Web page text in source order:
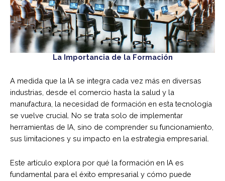
La Importancia de la Formación
A medida que la IA se integra cada vez más en diversas
industrias, desde el comercio hasta la salud y la
manufactura, la necesidad de formación en esta tecnología
se vuelve crucial. No se trata solo de implementar
herramientas de IA, sino de comprender su funcionamiento,
sus limitaciones y su impacto en la estrategia empresarial.
Este artículo explora por qué la formación en IA es
fundamental para el éxito empresarial y cómo puede